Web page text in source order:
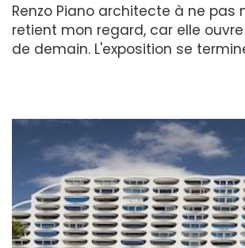
Renzo Piano architecte à ne pas
retient mon regard, car elle
de demain. L'exposition se